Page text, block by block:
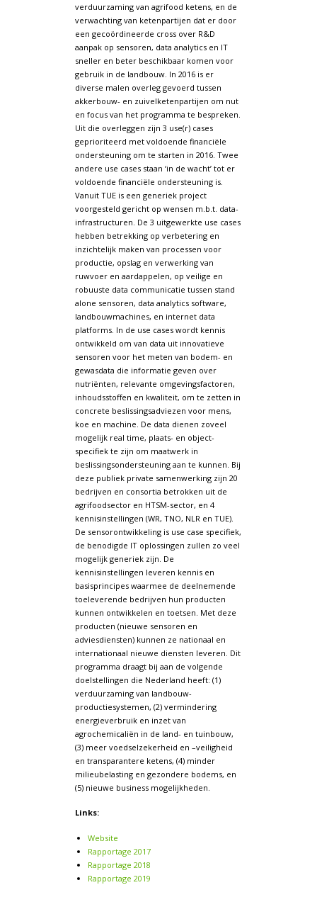
verduurzaming van agrifood ketens, en de
verwachting van ketenpartijen dat er door
een gecoördineerde cross over R&D
aanpak op sensoren, data analytics en IT
sneller en beter beschikbaar komen voor
gebruik in de landbouw. In 2016 is er
diverse malen overleg gevoerd tussen
akkerbouw- en zuivelketenpartijen om nut
en focus van het programma te bespreken.
Uit die overleggen zijn 3 use(r) cases
geprioriteerd met voldoende financiële
ondersteuning om te starten in 2016. Twee
andere use cases staan ‘in de wacht’ tot er
voldoende financiële ondersteuning is.
Vanuit TUE is een generiek project
voorgesteld gericht op wensen m.b.t. data-
infrastructuren. De 3 uitgewerkte use cases
hebben betrekking op verbetering en
inzichtelijk maken van processen voor
productie, opslag en verwerking van
ruwvoer en aardappelen, op veilige en
robuuste data communicatie tussen stand
alone sensoren, data analytics software,
landbouwmachines, en internet data
platforms. In de use cases wordt kennis
ontwikkeld om van data uit innovatieve
sensoren voor het meten van bodem- en
gewasdata die informatie geven over
nutriënten, relevante omgevingsfactoren,
inhoudsstoffen en kwaliteit, om te zetten in
concrete beslissingsadviezen voor mens,
koe en machine. De data dienen zoveel
mogelijk real time, plaats- en object-
specifiek te zijn om maatwerk in
beslissingsondersteuning aan te kunnen. Bij
deze publiek private samenwerking zijn 20
bedrijven en consortia betrokken uit de
agrifoodsector en HTSM-sector, en 4
kennisinstellingen (WR, TNO, NLR en TUE).
De sensorontwikkeling is use case specifiek,
de benodigde IT oplossingen zullen zo veel
mogelijk generiek zijn. De
kennisinstellingen leveren kennis en
basisprincipes waarmee de deelnemende
toeleverende bedrijven hun producten
kunnen ontwikkelen en toetsen. Met deze
producten (nieuwe sensoren en
adviesdiensten) kunnen ze nationaal en
internationaal nieuwe diensten leveren. Dit
programma draagt bij aan de volgende
doelstellingen die Nederland heeft: (1)
verduurzaming van landbouw-
productiesystemen, (2) vermindering
energieverbruik en inzet van
agrochemicaliën in de land- en tuinbouw,
(3) meer voedselzekerheid en –veiligheid
en transparantere ketens, (4) minder
milieubelasting en gezondere bodems, en
(5) nieuwe business mogelijkheden.
Links:
Website
Rapportage 2017
Rapportage 2018
Rapportage 2019